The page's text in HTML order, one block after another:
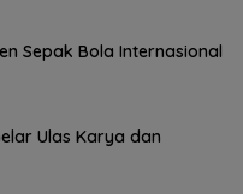
Sepak Bola Internasional
Ulas Karya dan